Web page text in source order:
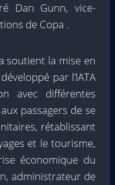
Dan Gunn, vice-
de Copa .
soutient la mise en
par l’IATA
avec différentes
passagers de se
rétablissant
et le tourisme,
économique du
administrateur de